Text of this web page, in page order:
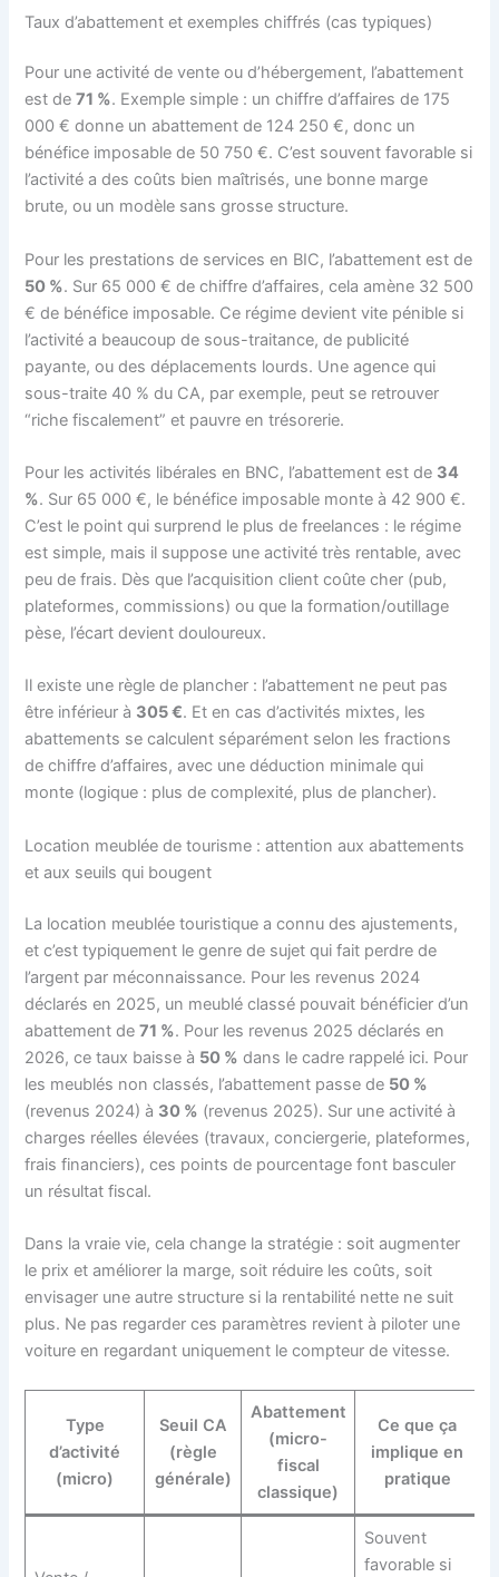
Taux d’abattement et exemples chiffrés (cas typiques)
Pour une activité de vente ou d’hébergement, l’abattement
est de71 %. Exemple simple : un chiffre d’affaires de 175
000 € donne un abattement de 124 250 €, donc un
bénéfice imposable de 50 750 €. C’est souvent favorable si
l’activité a des coûts bien maîtrisés, une bonne marge
brute, ou un modèle sans grosse structure.
Pour les prestations de services en BIC, l’abattement est de
50 %. Sur 65 000 € de chiffre d’affaires, cela amène 32 500
€ de bénéfice imposable. Ce régime devient vite pénible si
l’activité a beaucoup de sous-traitance, de publicité
payante, ou des déplacements lourds. Une agence qui
sous-traite 40 % du CA, par exemple, peut se retrouver
“riche fiscalement” et pauvre en trésorerie.
Pour les activités libérales en BNC, l’abattement est de 34
%. Sur 65 000 €, le bénéfice imposable monte à 42 900 €.
C’est le point qui surprend le plus de freelances : le régime
est simple, mais il suppose une activité très rentable, avec
peu de frais. Dès que l’acquisition client coûte cher (pub,
plateformes, commissions) ou que la formation/outillage
pèse, l’écart devient douloureux.
Il existe une règle de plancher : l’abattement ne peut pas
être inférieur à 305 €. Et en cas d’activités mixtes, les
abattements se calculent séparément selon les fractions
de chiffre d’affaires, avec une déduction minimale qui
monte (logique : plus de complexité, plus de plancher).
Location meublée de tourisme : attention aux abattements
et aux seuils qui bougent
La location meublée touristique a connu des ajustements,
et c’est typiquement le genre de sujet qui fait perdre de
l’argent par méconnaissance. Pour les revenus 2024
déclarés en 2025, un meublé classé pouvait bénéficier d’un
abattement de71 %. Pour les revenus 2025 déclarés en
2026, ce taux baisse à 50 % dans le cadre rappelé ici. Pour
les meublés non classés, l’abattement passe de 50 %
(revenus 2024) à 30 % (revenus 2025). Sur une activité à
charges réelles élevées (travaux, conciergerie, plateformes,
frais financiers), ces points de pourcentage font basculer
un résultat fiscal.
Dans la vraie vie, cela change la stratégie : soit augmenter
le prix et améliorer la marge, soit réduire les coûts, soit
envisager une autre structure si la rentabilité nette ne suit
plus. Ne pas regarder ces paramètres revient à piloter une
voiture en regardant uniquement le compteur de vitesse.
Type
d’activité
(micro)
Seuil CA
(règle
générale)
Abattement
(micro-
fiscal
classique)
Ce que ça
implique en
pratique
Souvent
favorable si